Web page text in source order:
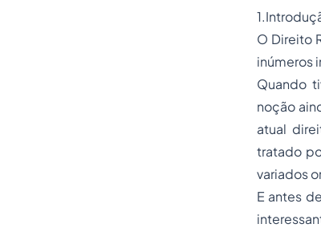
O Direito
inúmeros
Quando
noção
atual
tratado
variados
E antes